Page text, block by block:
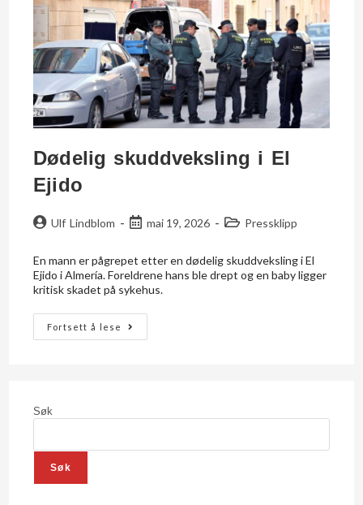
Dødelig skuddveksling i El
Ejido
Ulf Lindblom mai 19, 2026 Pressklipp
En mann er pågrepet etter en dødelig skuddveksling i El
Ejido i Almería. Foreldrene hans ble drept og en baby ligger
kritisk skadet på sykehus.
Fortsett å lese
Søk
Søk